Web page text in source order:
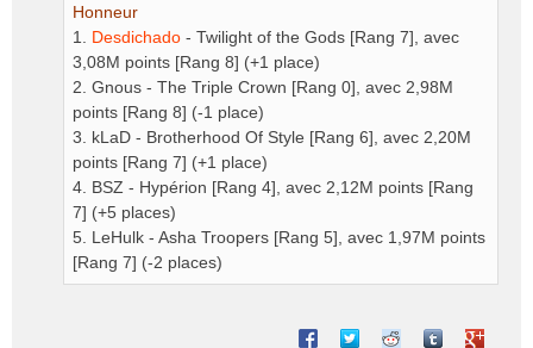
Honneur
1. Desdichado - Twilight of the Gods [Rang 7], avec
3,08M points [Rang 8] (+1 place)
2. Gnous - The Triple Crown [Rang 0], avec 2,98M
points [Rang 8] (-1 place)
3. kLaD - Brotherhood Of Style [Rang 6], avec 2,20M
points [Rang 7] (+1 place)
4. BSZ - Hypérion [Rang 4], avec 2,12M points [Rang
7] (+5 places)
5. LeHulk - Asha Troopers [Rang 5], avec 1,97M points
[Rang 7] (-2 places)
Partager sur Facebook
Partager sur Twitter
Partager sur Reddit
Partager sur
Partager